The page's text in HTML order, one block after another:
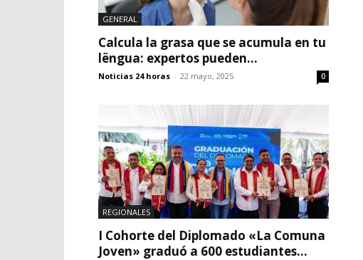
GENERAL
Calcula la grasa que se acumula en tu
lëngua: expertos pueden...
Noticias 24 horas - 22 mayo, 2025 0
REGIONALES
I Cohorte del Diplomado «La Comuna
Joven» graduó a 600 estudiantes...